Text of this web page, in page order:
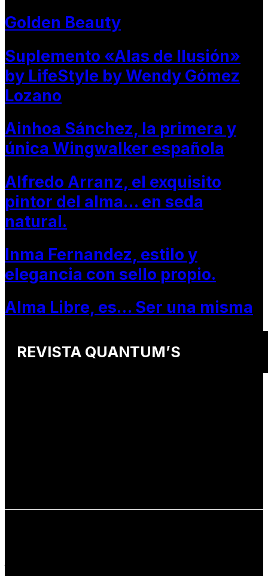
Golden Beauty
Suplemento «Alas de Ilusión»
by LifeStyle by Wendy Gómez
Lozano
Ainhoa Sánchez, la primera y
única Wingwalker española
Alfredo Arranz, el exquisito
pintor del alma… en seda
natural.
Inma Fernandez, estilo y
elegancia con sello propio.
Alma Libre, es… Ser una misma
REVISTA QUANTUM’S